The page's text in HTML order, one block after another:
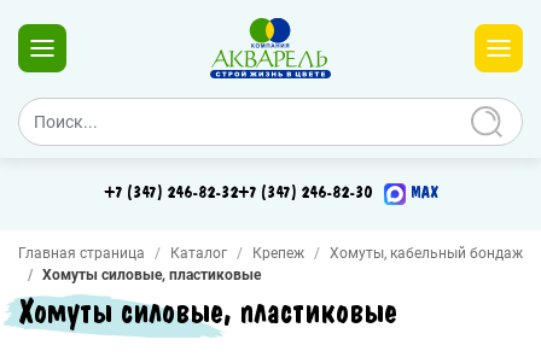
+7 (347) 246-82-32+7 (347) 246-82-30 MAX
Главная страница Каталог Крепеж
Хомуты, кабельный бондаж
Хомуты силовые, пластиковые
Хомуты силовые, пластиковые